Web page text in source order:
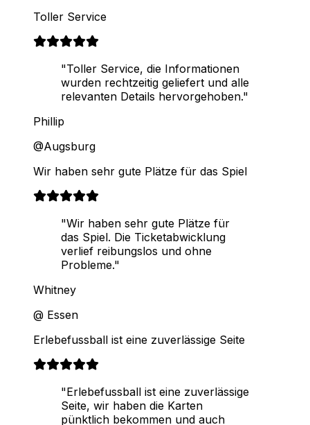
Toller Service
"Toller Service, die Informationen
wurden rechtzeitig geliefert und alle
relevanten Details hervorgehoben."
Phillip
@Augsburg
Wir haben sehr gute Plätze für das Spiel
"Wir haben sehr gute Plätze für
das Spiel. Die Ticketabwicklung
verlief reibungslos und ohne
Probleme."
Whitney
@ Essen
Erlebefussball ist eine zuverlässige Seite
"Erlebefussball ist eine zuverlässige
Seite, wir haben die Karten
pünktlich bekommen und auch